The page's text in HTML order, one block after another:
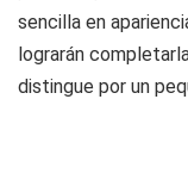
sencilla en
lograrán
distingue por un